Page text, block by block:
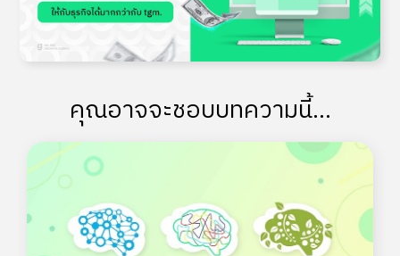
คุณอาจจะชอบบทความนี้...